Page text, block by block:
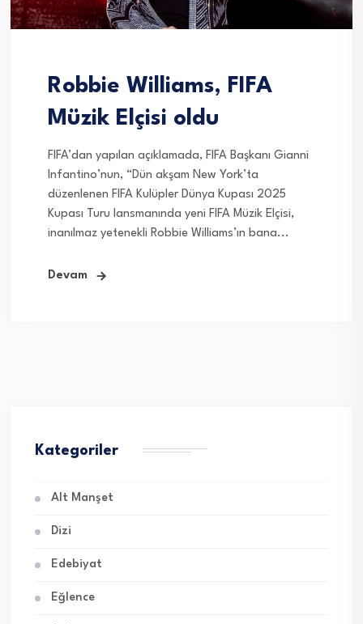
Robbie Williams, FIFA
Müzik Elçisi oldu
FIFA’dan yapılan açıklamada, FIFA Başkanı Gianni
Infantino’nun, “Dün akşam New York’ta
düzenlenen FIFA Kulüpler Dünya Kupası 2025
Kupası Turu lansmanında yeni FIFA Müzik Elçisi,
inanılmaz yetenekli Robbie Williams’ın bana...
Devam
Kategoriler
Alt Manşet
Dizi
Edebiyat
Eğlence